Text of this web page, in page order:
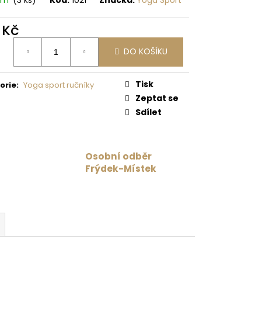
DO KOŠÍKU
: Yoga sport ručníky
Tisk
Zeptat se
Sdílet
Osobní odběr
Frýdek-Místek